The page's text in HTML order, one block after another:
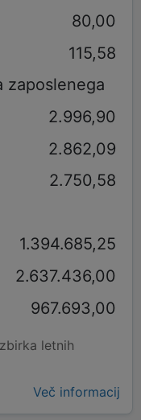
80,00
115,58
zaposlenega
2.996,90
2.862,09
2.750,58
1.394.685,25
2.637.436,00
967.693,00
letnih
Več informacij